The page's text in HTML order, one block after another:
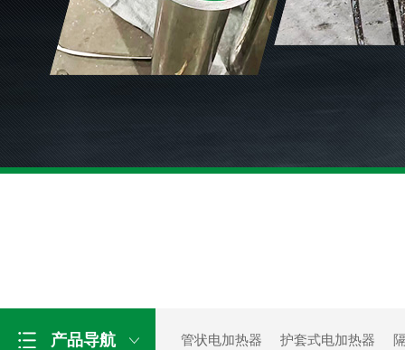
产品导航 管状电加热器 护套式电加热器